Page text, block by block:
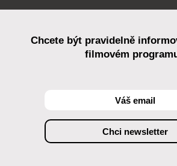
Chcete být pravidelně
filmovém